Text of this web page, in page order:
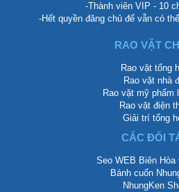
-Thành viên VIP - 10
-Hết quyền đăng chủ để vẫn có
RAO VẶT
Rao vặt tổng
Rao vặt nhà
Rao vặt mỹ phẩm
Rao vặt điện
Giải trí tổng
CÁC ĐỐI
Seo WEB Biên Hòa
Bánh cuốn
NhungKen